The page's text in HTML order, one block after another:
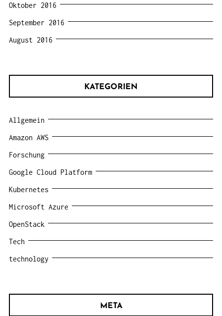
Oktober 2016
September 2016
August 2016
KATEGORIEN
Allgemein
Amazon AWS
Forschung
Google Cloud Platform
Kubernetes
Microsoft Azure
OpenStack
Tech
technology
META